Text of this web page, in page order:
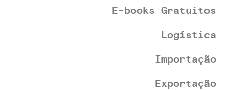
E-books Gratuitos
Logística
Importação
Exportação